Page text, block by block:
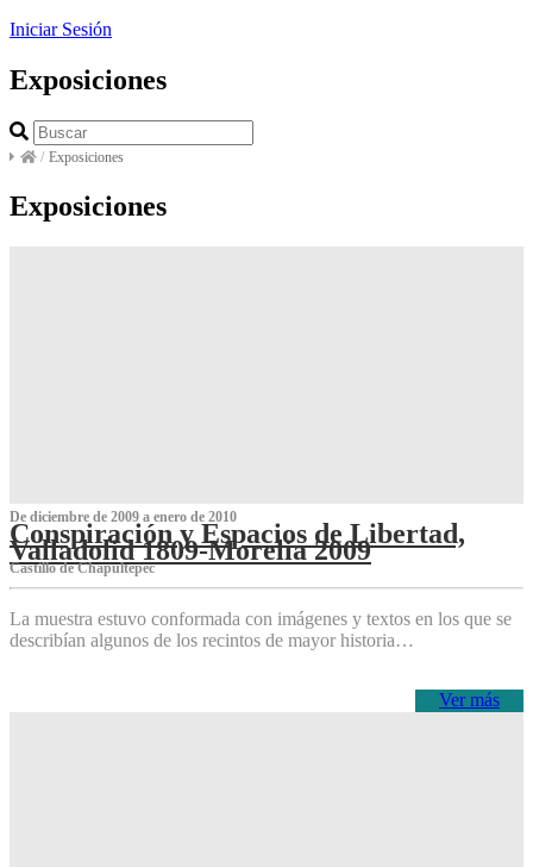
Iniciar Sesión
Exposiciones
/ Exposiciones
Exposiciones
De diciembre de 2009 a enero de 2010
Conspiración y Espacios de Libertad,
Valladolid 1809-Morelia 2009
Castillo de Chapultepec
La muestra estuvo conformada con imágenes y textos en los que se
describían algunos de los recintos de mayor historia…
Ver más